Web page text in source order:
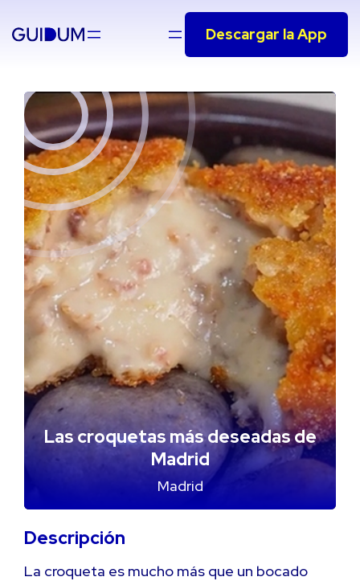
Saltar
Descargar la App
Las croquetas más deseadas de
Madrid
Madrid
Descripción
La croqueta es mucho más que un bocado